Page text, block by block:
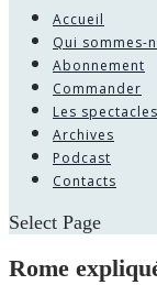
Accueil
Qui sommes-
Abonnement
Commander
Les spectacles
Archives
Podcast
Contacts
Select Page
Rome